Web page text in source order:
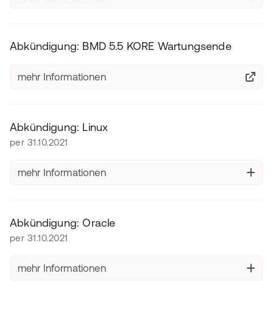
Abkündigung: BMD 5.5 KORE Wartungsende
mehr Informationen
Abkündigung: Linux
per 31.10.2021
mehr Informationen
Abkündigung: Oracle
per 31.10.2021
mehr Informationen